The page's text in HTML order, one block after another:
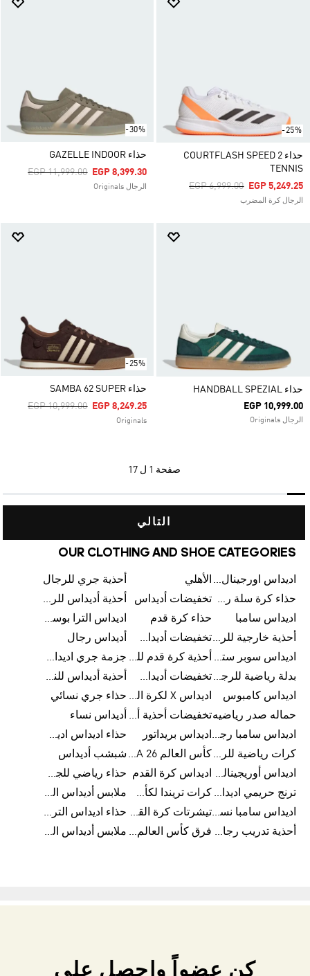
-25%
حذاء COURTFLASH SPEED 2
TENNIS
Price Reduced From
EGP 6,999.00ToEGP 5,249.25
الرجال كرة المضرب
-30%
حذاء GAZELLE INDOOR
Price Reduced From
EGP 11,999.00ToEGP 8,399.30
الرجال Originals
حذاء HANDBALL SPEZIAL
EGP 10,999.00
الرجال Originals
-25%
حذاء SAMBA 62 SUPER
Price Reduced From
EGP 10,999.00ToEGP 8,249.25
Originals
صفحة 1 ل 17
التالي
OUR CLOTHING AND SHOE CATEGORIES
اديداس اورجينال رجالي الأهلي
أحذية جري للرجال
حذاء كرة سلة رجالي تخفيضات أديداس
أحذية أديداس للرجال
اديداس سامبا
حذاء كرة قدم
اديداس الترا بوست للرجال
أحذية خارجية للرجال
تخفيضات أديداس للرجال
أديداس رجال
اديداس سوبر ستار رجالي
أحذية كرة قدم للرجال
جزمة جري اديداس
بدلة رياضية للرجال
تخفيضات أديداس للنساء
أحذية أديداس للنساء
اديداس كامبوس
اديداس X لكرة القدم حذاء جري نسائي
حماله صدر رياضيه
تخفيضات أحذية أديداس للرجال أديداس نساء
اديداس سامبا رجالي اديداس بريداتور
حذاء اديداس اديستار للرجال
كرات رياضية للرجال
كأس العالم FIFA 26™ شبشب أديداس
اديداس أوريجينالز للنساء
اديداس كرة القدم
حذاء رياضي للجري
ترنج حريمي اديداس
كرات تريندا لكأس العالم FIFA 26™
ملابس أديداس الرياضية
اديداس سامبا نسائي
تيشرتات كرة القدم
حذاء اديداس الترا بوست 22
أحذية تدريب رجالية
فرق كأس العالم FIFA 26™ ملابس أديداس الرجالية
كن عضواً واحصل على